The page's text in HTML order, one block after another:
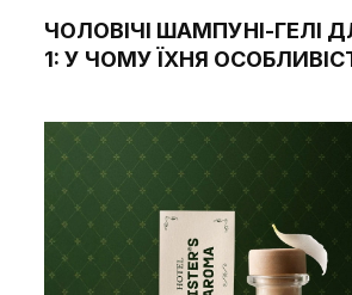
ЧОЛОВІЧІ ШАМПУНІ-ГЕЛІ
1: У ЧОМУ ЇХНЯ